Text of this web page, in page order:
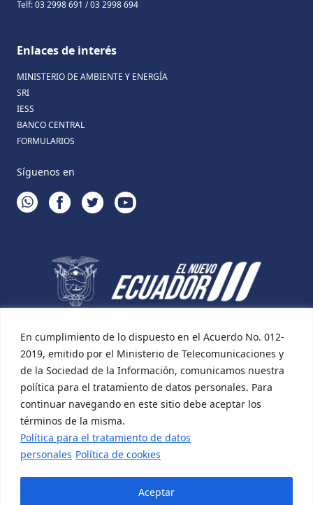
En cumplimiento de lo dispuesto en el Acuerdo No. 012-
2019, emitido por el Ministerio de Telecomunicaciones y
de la Sociedad de la Información, comunicamos nuestra
política para el tratamiento de datos personales. Para
continuar navegando en este sitio debe aceptar los
términos de la misma.
Política para el tratamiento de datos
personales Política de cookies
Aceptar
Telf: 03 2998 691 / 03 2998 694
Enlaces de interés
MINISTERIO DE AMBIENTE Y ENERGÍA
SRI
IESS
BANCO CENTRAL
FORMULARIOS
Síguenos en
WHATSAPPFACEBOOKTWITTERYOUTUBE